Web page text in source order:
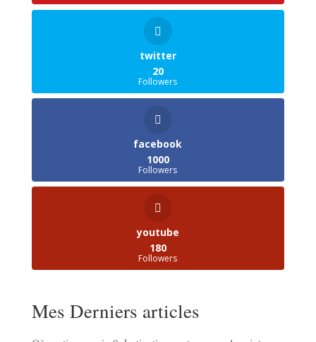
twitter
20
Followers
facebook
1000
Followers
youtube
180
Followers
Mes Derniers articles